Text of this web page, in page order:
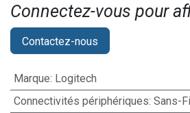
Connectez-vous pour
Contactez-nous
Marque: Logitech
Connectivités périphériques: Sans-